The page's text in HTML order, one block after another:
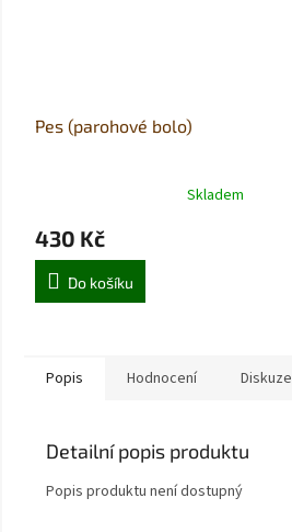
Pes (parohové bolo)
Skladem
430 Kč
Do košíku
Popis Hodnocení Diskuze
Detailní popis produktu
Popis produktu není dostupný